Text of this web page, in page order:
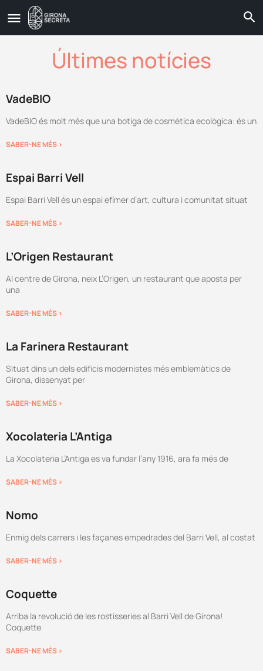
Últimes notícies
VadeBIO
VadeBIO és molt més que una botiga de cosmètica ecològica: és un
SABER-NE MÉS >
Espai Barri Vell
Espai Barri Vell és un espai efímer d’art, cultura i comunitat situat
SABER-NE MÉS >
L’Origen Restaurant
Al centre de Girona, neix L’Origen, un restaurant que aposta per
una
SABER-NE MÉS >
La Farinera Restaurant
Situat dins un dels edificis modernistes més emblemàtics de
Girona, dissenyat per
SABER-NE MÉS >
Xocolateria L’Antiga
La Xocolateria L’Antiga es va fundar l’any 1916, ara fa més de
SABER-NE MÉS >
Nomo
Enmig dels carrers i les façanes empedrades del Barri Vell, al costat
SABER-NE MÉS >
Coquette
Arriba la revolució de les rostisseries al Barri Vell de Girona!
Coquette
SABER-NE MÉS >